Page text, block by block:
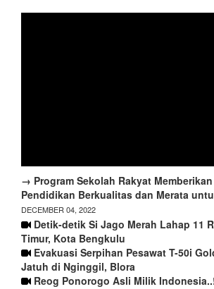
→ Program Sekolah Rakyat
Pendidikan Berkualitas dan Merata
DECEMBER 04, 2022
Detik-detik Si Jago Merah Lahap 11
Timur, Kota Bengkulu
Evakuasi Serpihan Pesawat T-50i
Jatuh di Nginggil, Blora
Reog Ponorogo Asli Milik